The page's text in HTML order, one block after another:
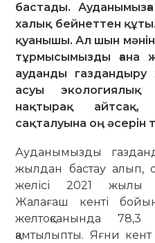
бастады.
халық бейнеттен
қуанышы. Ал шын
тұрмысымызды ғана
ауданды газдандыру
асуы экологиялық
нақтырақ айтсақ,
сақталуына оң әсерін
Ауданымызды
жылдан бастау алып,
желісі 2021 жылы
Жалағаш кенті
желтоқсанында
қамтылыпты. Яғни